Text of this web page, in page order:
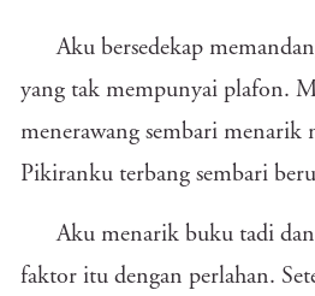
Aku bersedekap
yang tak mempunyai plafon.
menerawang sembari menarik
Pikiranku terbang sembari
Aku menarik buku tadi
faktor itu dengan perlahan.